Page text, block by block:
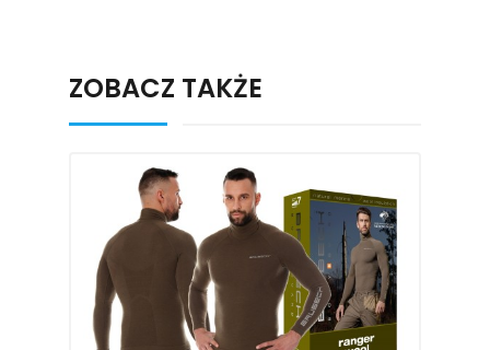
ZOBACZ TAKŻE